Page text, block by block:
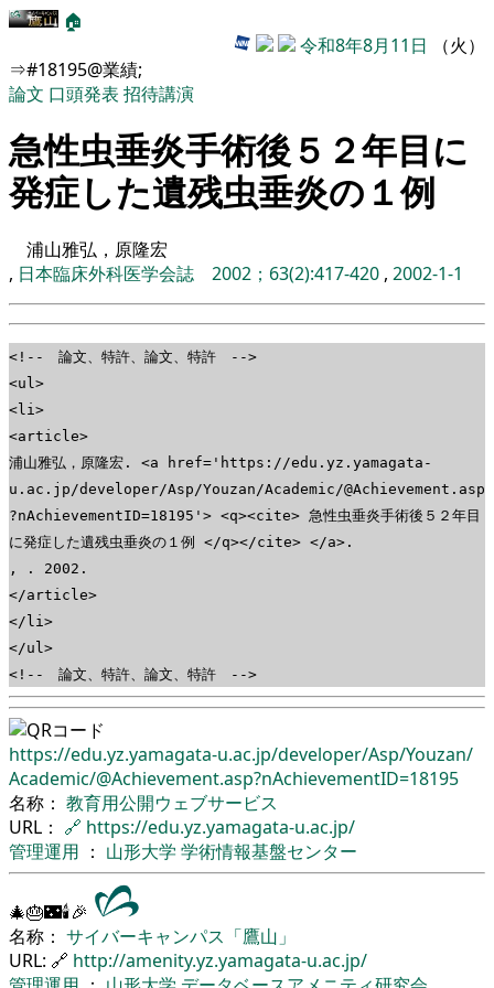
🏠
令和8年8月11日 （火）
⇒#18195@業績;
論文 口頭発表 招待講演
急性虫垂炎手術後５２年目に
発症した遺残虫垂炎の１例
浦山雅弘，原隆宏
, 日本臨床外科医学会誌 2002；63(2):417-420 , 2002-1-1
<!-- 論文、特許、論文、特許 -->
<ul>
<li>
<article>
浦山雅弘，原隆宏. <a href='https://edu.yz.yamagata-
u.ac.jp/developer/Asp/Youzan/Academic/@Achievement.asp
?nAchievementID=18195'> <q><cite> 急性虫垂炎手術後５２年目
に発症した遺残虫垂炎の１例 </q></cite> </a>.
, . 2002.
</article>
</li>
</ul>
<!-- 論文、特許、論文、特許 -->
https://edu.yz.yamagata-u.ac.jp/developer/Asp/Youzan/
Academic/@Achievement.asp?nAchievementID=18195
名称： 教育用公開ウェブサービス
URL： 🔗 https://edu.yz.yamagata-u.ac.jp/
管理運用 ： 山形大学 学術情報基盤センター
🎄🎂🌃🕯🎉
名称： サイバーキャンパス「鷹山」
URL: 🔗 http://amenity.yz.yamagata-u.ac.jp/